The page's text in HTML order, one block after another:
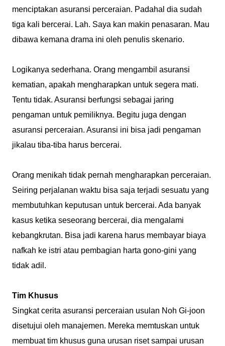
menciptakan asuransi perceraian. Padahal dia sudah
tiga kali bercerai. Lah. Saya kan makin penasaran. Mau
dibawa kemana drama ini oleh penulis skenario.
Logikanya sederhana. Orang mengambil asuransi
kematian, apakah mengharapkan untuk segera mati.
Tentu tidak. Asuransi berfungsi sebagai jaring
pengaman untuk pemiliknya. Begitu juga dengan
asuransi perceraian. Asuransi ini bisa jadi pengaman
jikalau tiba-tiba harus bercerai.
Orang menikah tidak pernah mengharapkan perceraian.
Seiring perjalanan waktu bisa saja terjadi sesuatu yang
membutuhkan keputusan untuk bercerai. Ada banyak
kasus ketika seseorang bercerai, dia mengalami
kebangkrutan. Bisa jadi karena harus membayar biaya
nafkah ke istri atau pembagian harta gono-gini yang
tidak adil.
Tim Khusus
Singkat cerita asuransi perceraian usulan Noh Gi-joon
disetujui oleh manajemen. Mereka memtuskan untuk
membuat tim khusus guna urusan riset sampai urusan